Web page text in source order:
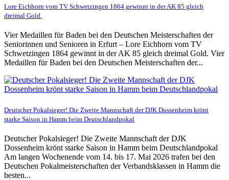
Lore Eichhorn vom TV Schwetzingen 1864 gewinnt in der AK 85 gleich
dreimal Gold.
Vier Medaillen für Baden bei den Deutschen Meisterschaften der
Seniorinnen und Senioren in Erfurt – Lore Eichhorn vom TV
Schwetzingen 1864 gewinnt in der AK 85 gleich dreimal Gold. Vier
Medaillen für Baden bei den Deutschen Meisterschaften der...
Deutscher Pokalsieger! Die Zweite Mannschaft der DJK Dossenheim krönt
starke Saison in Hamm beim Deutschlandpokal
Deutscher Pokalsieger! Die Zweite Mannschaft der DJK
Dossenheim krönt starke Saison in Hamm beim Deutschlandpokal
Am langen Wochenende vom 14. bis 17. Mai 2026 trafen bei den
Deutschen Pokalmeisterschaften der Verbandsklassen in Hamm die
besten...